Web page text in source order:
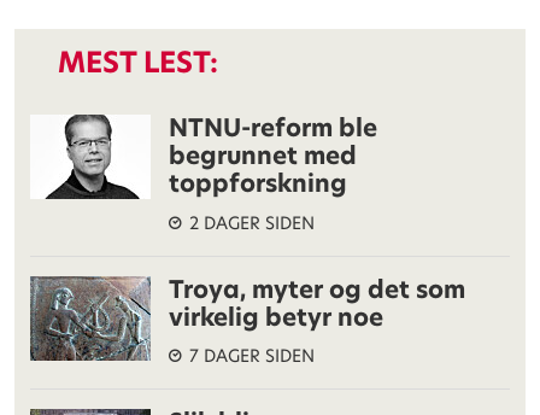
MEST LEST:
NTNU-reform ble
begrunnet med
toppforskning
2 DAGER SIDEN
Troya, myter og det som
virkelig betyr noe
7 DAGER SIDEN